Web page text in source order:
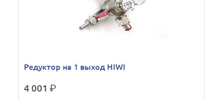
Редуктор на 1 выход HIWI
4 001р.